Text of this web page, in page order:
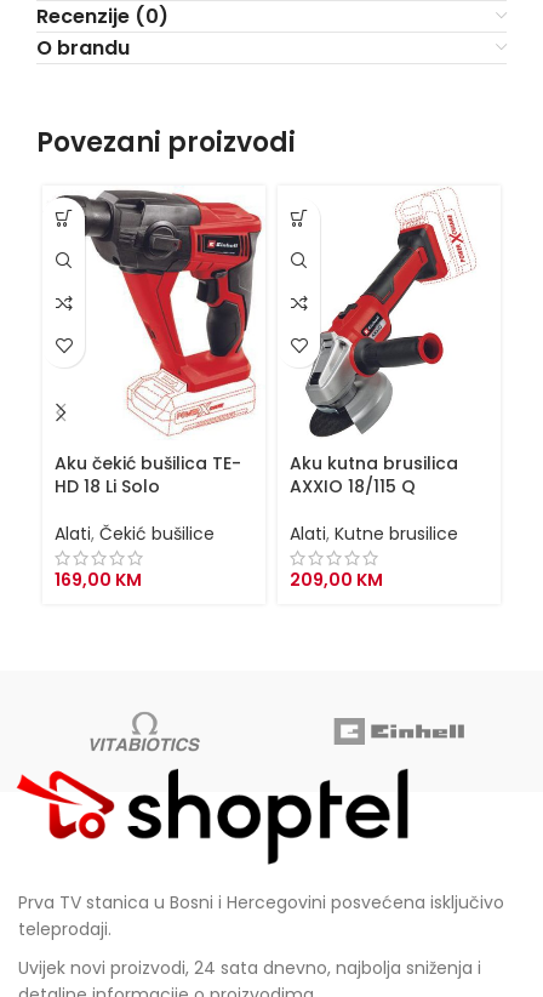
Recenzije (0)
O brandu
Povezani proizvodi
Aku čekić bušilica TE-
HD 18 Li Solo
Alati, Čekić bušilice
169,00 KM
Aku kutna brusilica
AXXIO 18/115 Q
Alati, Kutne brusilice
209,00 KM
Prva TV stanica u Bosni i Hercegovini posvećena isključivo
teleprodaji.
Uvijek novi proizvodi, 24 sata dnevno, najbolja sniženja i